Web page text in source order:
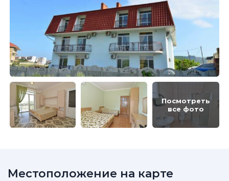
Посмотреть
все фото
Местоположение на карте